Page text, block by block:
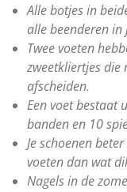
Alle botjes in
alle beenderen in
Twee voeten
zweetkliertjes die
afscheiden.
Een voet bestaat
banden en 10
Je schoenen
voeten dan wat
Nagels in de